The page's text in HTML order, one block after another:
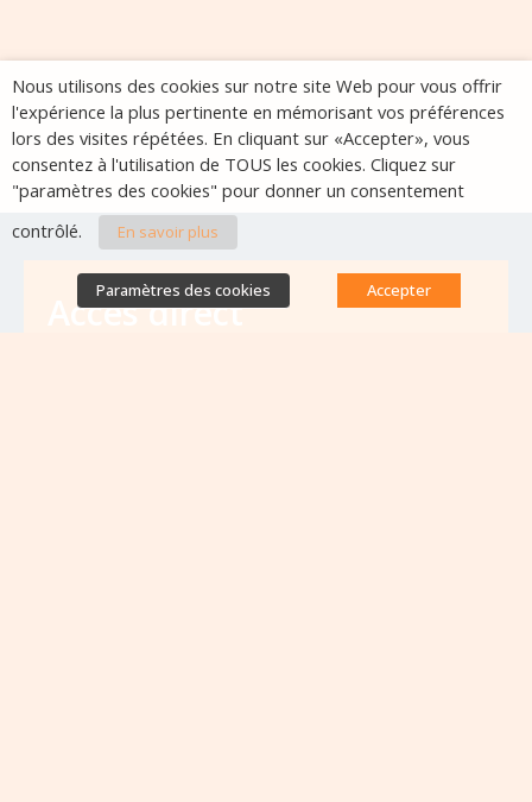
Accès direct
Nous utilisons des cookies sur notre site Web pour vous offrir
l'expérience la plus pertinente en mémorisant vos préférences
lors des visites répétées. En cliquant sur «Accepter», vous
consentez à l'utilisation de TOUS les cookies. Cliquez sur
"paramètres des cookies" pour donner un consentement
contrôlé.
En savoir plus
Paramètres des cookies Accepter